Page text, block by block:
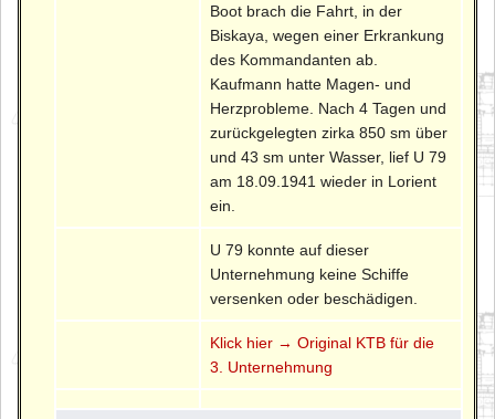
Boot brach die Fahrt, in der
Biskaya, wegen einer Erkrankung
des Kommandanten ab.
Kaufmann hatte Magen- und
Herzprobleme. Nach 4 Tagen und
zurückgelegten zirka 850 sm über
und 43 sm unter Wasser, lief U 79
am 18.09.1941 wieder in Lorient
ein.
U 79 konnte auf dieser
Unternehmung keine Schiffe
versenken oder beschädigen.
Klick hier → Original KTB für die
3. Unternehmung